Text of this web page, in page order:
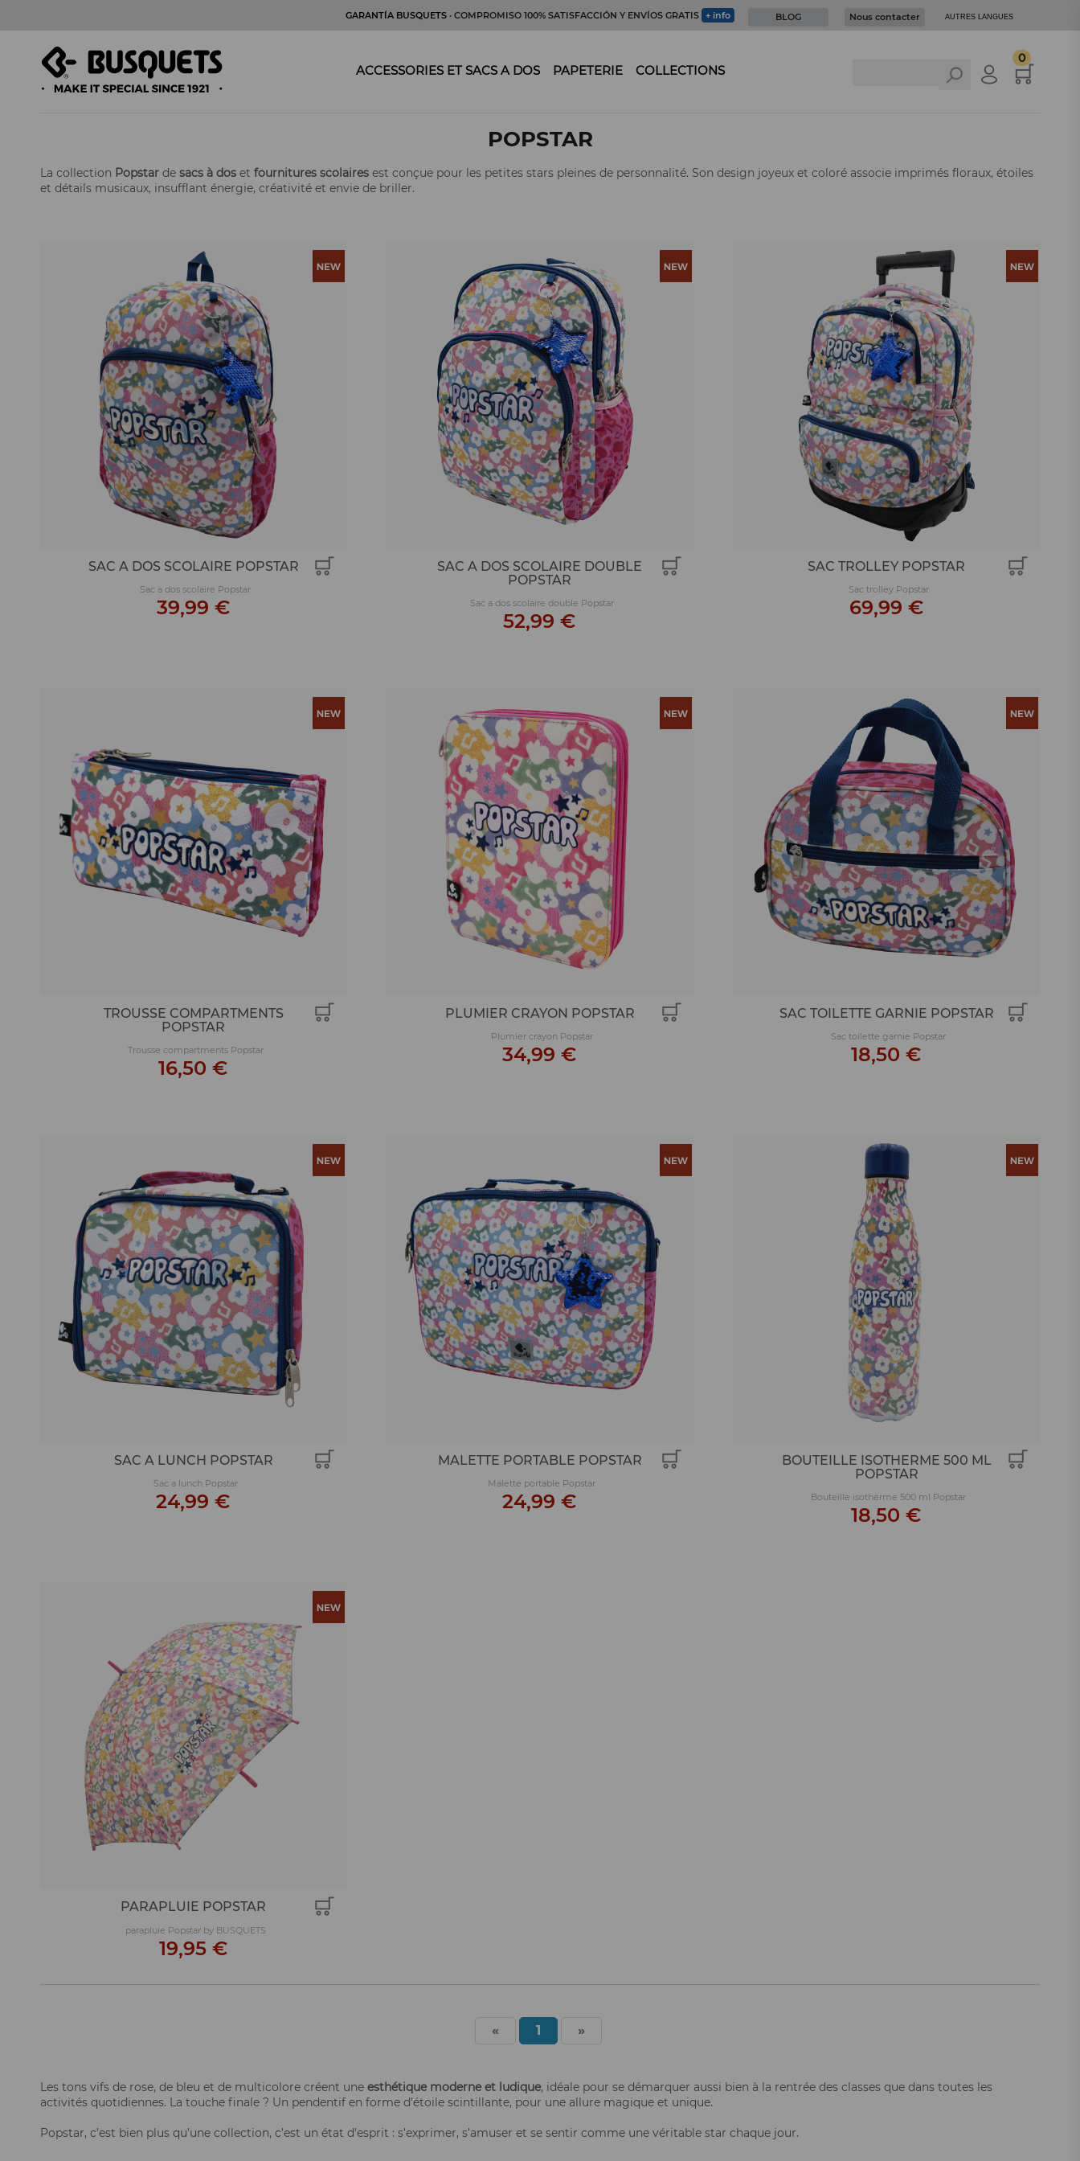
GARANTÍA BUSQUETS · COMPROMISO 100% SATISFACCIÓN Y ENVÍOS GRATIS + info BLOG Nous contacter AUTRES LANGUES
ACCESSORIES ET SACS A DOS PAPETERIE COLLECTIONS
0
POPSTAR
La collection Popstar de sacs à dos et fournitures scolaires est conçue pour les petites stars pleines de personnalité. Son design joyeux et coloré associe imprimés floraux, étoiles
et détails musicaux, insufflant énergie, créativité et envie de briller.
SAC A DOS SCOLAIRE POPSTAR
Sac a dos scolaire Popstar
39,99 €
SAC A DOS SCOLAIRE DOUBLE
POPSTAR
Sac a dos scolaire double Popstar
52,99 €
SAC TROLLEY POPSTAR
Sac trolley Popstar
69,99 €
TROUSSE COMPARTMENTS
POPSTAR
Trousse compartments Popstar
16,50 €
PLUMIER CRAYON POPSTAR
Plumier crayon Popstar
34,99 €
SAC TOILETTE GARNIE POPSTAR
Sac toilette garnie Popstar
18,50 €
SAC A LUNCH POPSTAR
Sac a lunch Popstar
24,99 €
MALETTE PORTABLE POPSTAR
Malette portable Popstar
24,99 €
BOUTEILLE ISOTHERME 500 ML
POPSTAR
Bouteille isotherme 500 ml Popstar
18,50 €
PARAPLUIE POPSTAR
parapluie Popstar by BUSQUETS
19,95 €
« 1 »
Les tons vifs de rose, de bleu et de multicolore créent une esthétique moderne et ludique, idéale pour se démarquer aussi bien à la rentrée des classes que dans toutes les
activités quotidiennes. La touche finale ? Un pendentif en forme d’étoile scintillante, pour une allure magique et unique.
Popstar, c’est bien plus qu’une collection, c’est un état d’esprit : s’exprimer, s’amuser et se sentir comme une véritable star chaque jour.